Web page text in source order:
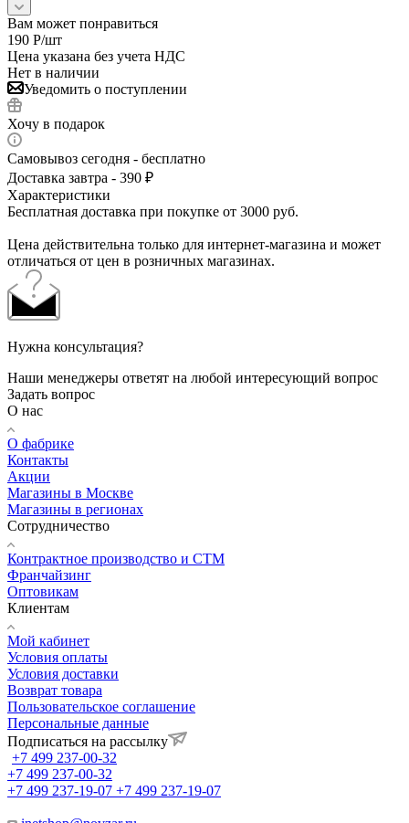
Вам может понравиться
190 Р/шт
Цена указана без учета НДС
Нет в наличии
Уведомить о поступлении
Хочу в подарок
Самовывоз сегодня - бесплатно
Доставка завтра - 390 ₽
Характеристики
Бесплатная доставка при покупке от 3000 руб.
Цена действительна только для интернет-магазина и может
отличаться от цен в розничных магазинах.
Нужна консультация?
Наши менеджеры ответят на любой интересующий вопрос
Задать вопрос
О нас
О фабрике
Контакты
Акции
Магазины в Москве
Магазины в регионах
Сотрудничество
Контрактное производство и СТМ
Франчайзинг
Оптовикам
Клиентам
Мой кабинет
Условия оплаты
Условия доставки
Возврат товара
Пользовательское соглашение
Персональные данные
Подписаться на рассылку
+7 499 237-00-32
+7 499 237-00-32
+7 499 237-19-07 +7 499 237-19-07